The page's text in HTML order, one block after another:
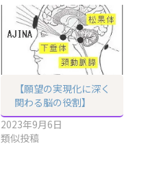
【願望の実現化に深く
関わる脳の役割】
2023年9月6日
類似投稿